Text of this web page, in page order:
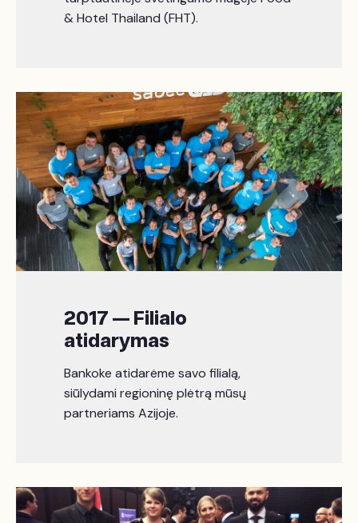
& Hotel Thailand (FHT).
2017 — Filialo
atidarymas
Bankoke atidarėme savo filialą,
siūlydami regioninę plėtrą mūsų
partneriams Azijoje.